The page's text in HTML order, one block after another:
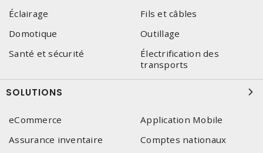
Éclairage
Fils et câbles
Domotique
Outillage
Santé et sécurité
Électrification des
transports
SOLUTIONS
eCommerce
Application Mobile
Assurance inventaire
Comptes nationaux